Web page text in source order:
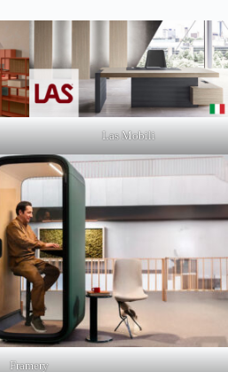
Las Mobili
Framery